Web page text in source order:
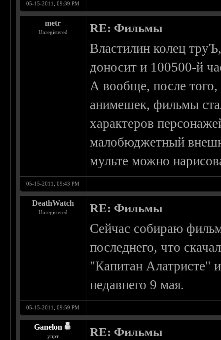
05-15-2011, 09:39 PM
metr
Unregistered RE: Фильмы
Властилин колец
доносит и 100500-й
А вообще, после
анимешек, фильмы
характеров
малобюджетный
мульте можно
05-15-2011, 09:43 PM
DeathWatch
Unregistered RE: Фильмы
Сейчас собираю
последнего, что
"Капитан Алатристе"
недавнего 9 мая.
05-15-2011, 09:59 PM
Ganelon
упрт RE: Фильмы